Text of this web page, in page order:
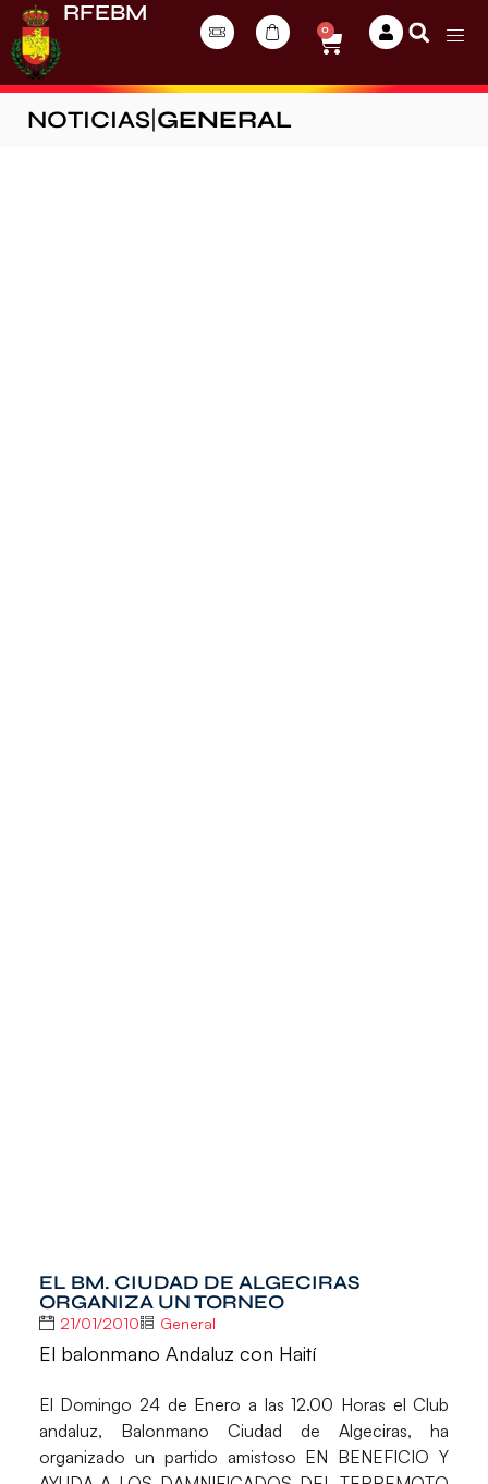
RFEBM
0
NOTICIAS GENERAL
EL BM. CIUDAD DE ALGECIRAS
ORGANIZA UN TORNEO
21/01/2010 General
El balonmano Andaluz con Haití
El Domingo 24 de Enero a las 12.00 Horas el Club
andaluz, Balonmano Ciudad de Algeciras, ha
organizado un partido amistoso EN BENEFICIO Y